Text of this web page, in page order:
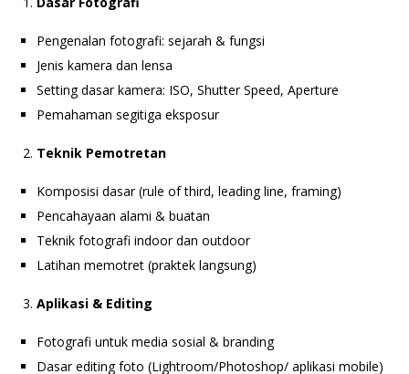
Pengenalan fotografi: sejarah & fungsi
Jenis kamera dan lensa
Setting dasar kamera: ISO, Shutter Speed, Aperture
Pemahaman segitiga eksposur
Teknik Pemotretan
Komposisi dasar (rule of third, leading line, framing)
Pencahayaan alami & buatan
Teknik fotografi indoor dan outdoor
Latihan memotret (praktek langsung)
Aplikasi & Editing
Fotografi untuk media sosial & branding
Dasar editing foto (Lightroom/Photoshop/ aplikasi mobile)